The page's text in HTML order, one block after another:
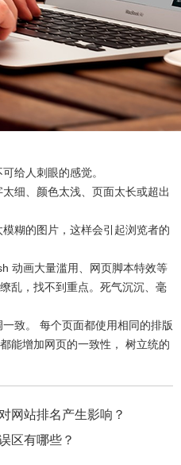
给人刺眼的感觉。
细、颜色太浅、页面太长或超出
糊的图片，这样会引起浏览者的
动画大量滥用、网页脚本特效等
乱，找不到重点。死气沉沉、毫
致。 每个页面都使用相同的排版
能增加网页的一致性， 树立统的
网站排名产生影响？
区有哪些？